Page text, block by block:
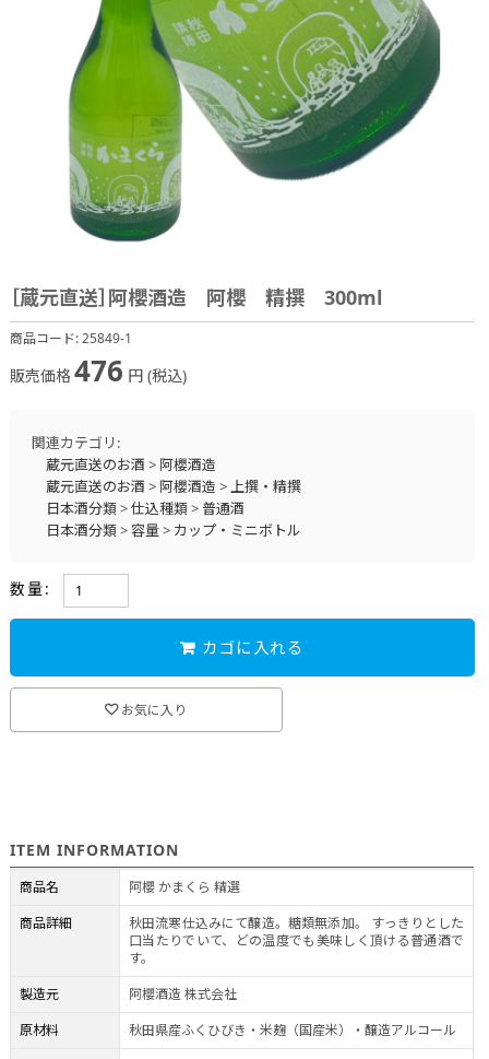
［蔵元直送］阿櫻酒造 阿櫻 精撰 300ml
商品コード:25849-1
販売価格476 円 (税込)
関連カテゴリ:
蔵元直送のお酒 > 阿櫻酒造
蔵元直送のお酒 > 阿櫻酒造 >上撰・精撰
日本酒分類>仕込種類> 普通酒
日本酒分類>容量> カップ・ミニボトル
数量:
カゴに入れる
お気に入り
ITEM INFORMATION
商品名
阿櫻 かまくら 精選
商品詳細
秋田流寒仕込みにて醸造。糖類無添加。 すっきりとした
口当たりでいて、どの温度でも美味しく頂ける普通酒で
す。
製造元
阿櫻酒造 株式会社
原材料
秋田県産ふくひびき・米麹（国産米）・醸造アルコール